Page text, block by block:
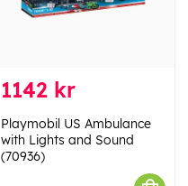
1142 kr
Playmobil US Ambulance
with Lights and Sound
(70936)